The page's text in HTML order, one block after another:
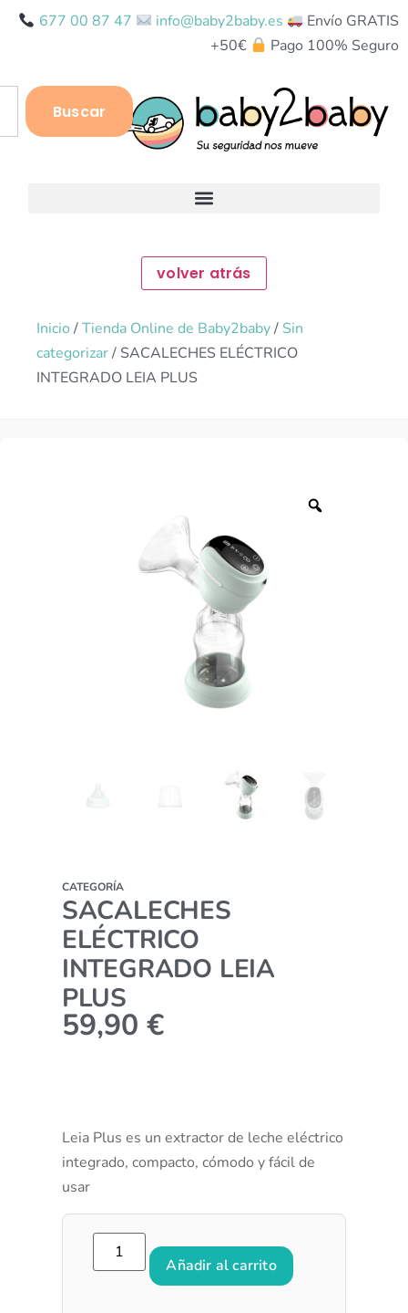
677 00 87 47 info@baby2baby.es
Envío GRATIS
+50€
Pago 100% Seguro
Buscar
Inicio /Tienda Online de Baby2baby/ Sin
categorizar/ SACALECHES ELÉCTRICO
INTEGRADO LEIA PLUS
CATEGORÍA
SACALECHES
ELÉCTRICO
INTEGRADO LEIA
PLUS
59,90 €
Leia Plus es un extractor de leche eléctrico
integrado, compacto, cómodo y fácil de
usar
Añadir al carrito